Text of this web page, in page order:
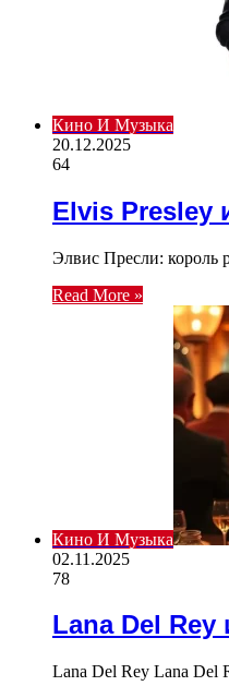
Кино И Музыка
20.12.2025
64
Elvis
Элвис Пресли: король
Read More »
Кино И Музыка
02.11.2025
78
Lana Del
Lana Del Rey Lana Del